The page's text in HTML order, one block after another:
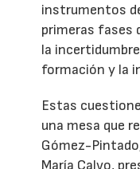
instrumentos
primeras fases
la
formación y la
Estas
una mesa que
Gómez-